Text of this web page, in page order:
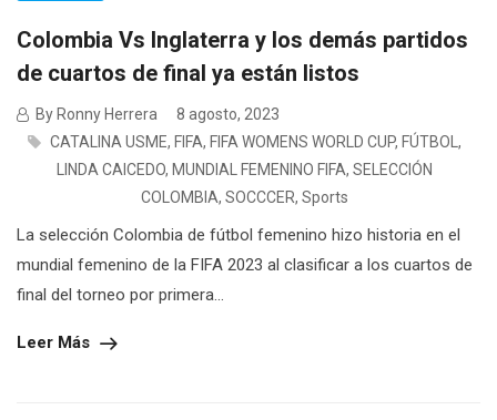
Colombia Vs Inglaterra y los demás partidos
de cuartos de final ya están listos
By Ronny Herrera
8 agosto, 2023
CATALINA USME, FIFA, FIFA WOMENS WORLD CUP, FÚTBOL,
LINDA CAICEDO, MUNDIAL FEMENINO FIFA, SELECCIÓN
COLOMBIA, SOCCCER, Sports
La selección Colombia de fútbol femenino hizo historia en el
mundial femenino de la FIFA 2023 al clasificar a los cuartos de
final del torneo por primera...
Leer Más